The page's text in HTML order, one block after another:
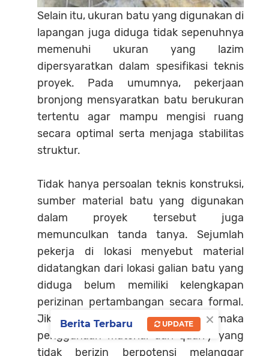
Selain itu, ukuran batu yang digunakan di
lapangan juga diduga tidak sepenuhnya
memenuhi ukuran yang lazim
dipersyaratkan dalam spesifikasi teknis
proyek. Pada umumnya, pekerjaan
bronjong mensyaratkan batu berukuran
tertentu agar mampu mengisi ruang
secara optimal serta menjaga stabilitas
struktur.
Tidak hanya persoalan teknis konstruksi,
sumber material batu yang digunakan
dalam proyek tersebut juga
memunculkan tanda tanya. Sejumlah
pekerja di lokasi menyebut material
didatangkan dari lokasi galian batu yang
diduga belum memiliki kelengkapan
perizinan pertambangan secara formal.
Jika dugaan tersebut benar, maka
penggunaan material dari quarry yang
tidak berizin berpotensi melanggar
×
Berita Terbaru UPDATE